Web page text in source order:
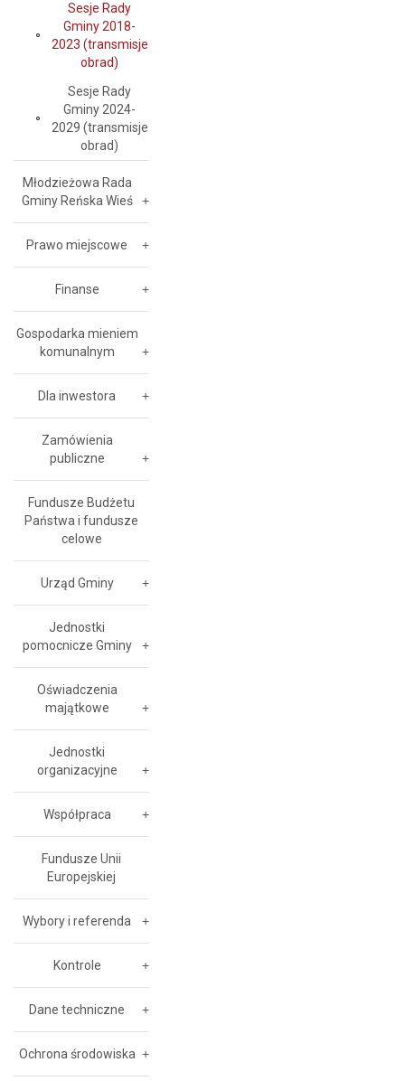
Sesje Rady
Gminy 2018-
2023 (transmisje
obrad)
Sesje Rady
Gminy 2024-
2029 (transmisje
obrad)
Młodzieżowa Rada
Gminy Reńska Wieś
Prawo miejscowe
Finanse
Gospodarka mieniem
komunalnym
Dla inwestora
Zamówienia
publiczne
Fundusze Budżetu
Państwa i fundusze
celowe
Urząd Gminy
Jednostki
pomocnicze Gminy
Oświadczenia
majątkowe
Jednostki
organizacyjne
Współpraca
Fundusze Unii
Europejskiej
Wybory i referenda
Kontrole
Dane techniczne
Ochrona środowiska